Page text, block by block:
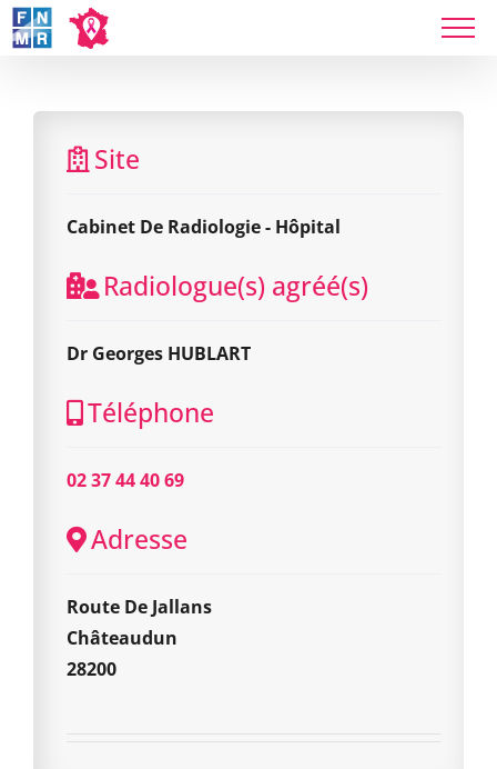
Skip
to
Site
Cabinet De Radiologie - Hôpital
Radiologue(s) agréé(s)
Dr Georges HUBLART
Téléphone
02 37 44 40 69
Adresse
Route De Jallans
Châteaudun
28200